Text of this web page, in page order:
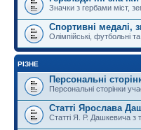
Значки з гербами міст,
Спортивні медалі,
Олімпійські, футбольні
РІЗНЕ
Персональні
Персональні сторінки
Статті Ярослава
Статті Я. Р. Дашкевича з